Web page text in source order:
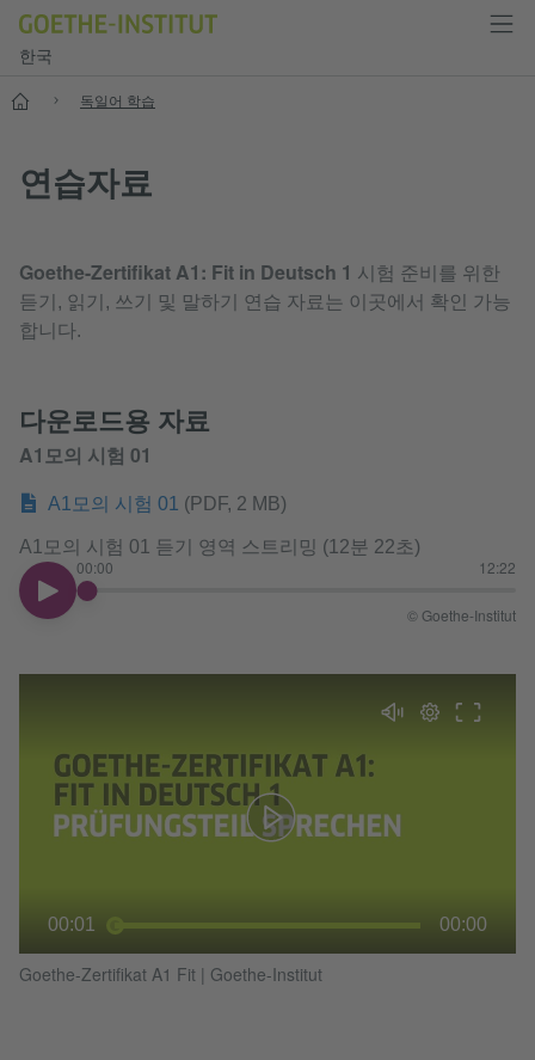
한국
홈 독일어 학습
연습자료
Goethe-Zertifikat A1: Fit in Deutsch 1 시험 준비를 위한
듣기, 읽기, 쓰기 및 말하기 연습 자료는 이곳에서 확인 가능
합니다.
다운로드용 자료
A1모의 시험 01
A1모의 시험 01 (PDF, 2 MB)
A1모의 시험 01 듣기 영역 스트리밍 (12분 22초)
00:00
12:22
00:00
© Goethe-Institut
00:01 00:00
Goethe-Zertifikat A1 Fit | Goethe-Institut